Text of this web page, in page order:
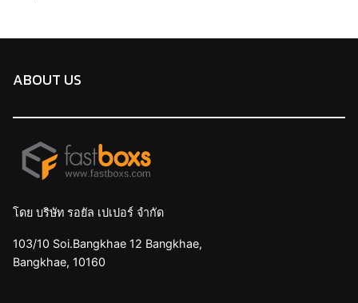
ABOUT US
โดย บริษัท รอยัล เปเปอร์ จำกัด
103/10 Soi.Bangkhae 12 Bangkhae,
Bangkhae, 10160